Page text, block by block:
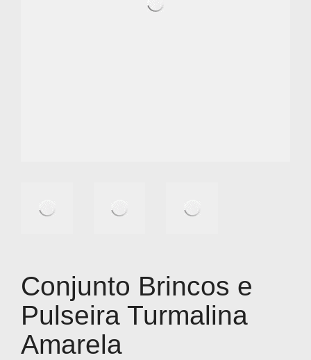
Conjunto Brincos e
Pulseira Turmalina
Amarela